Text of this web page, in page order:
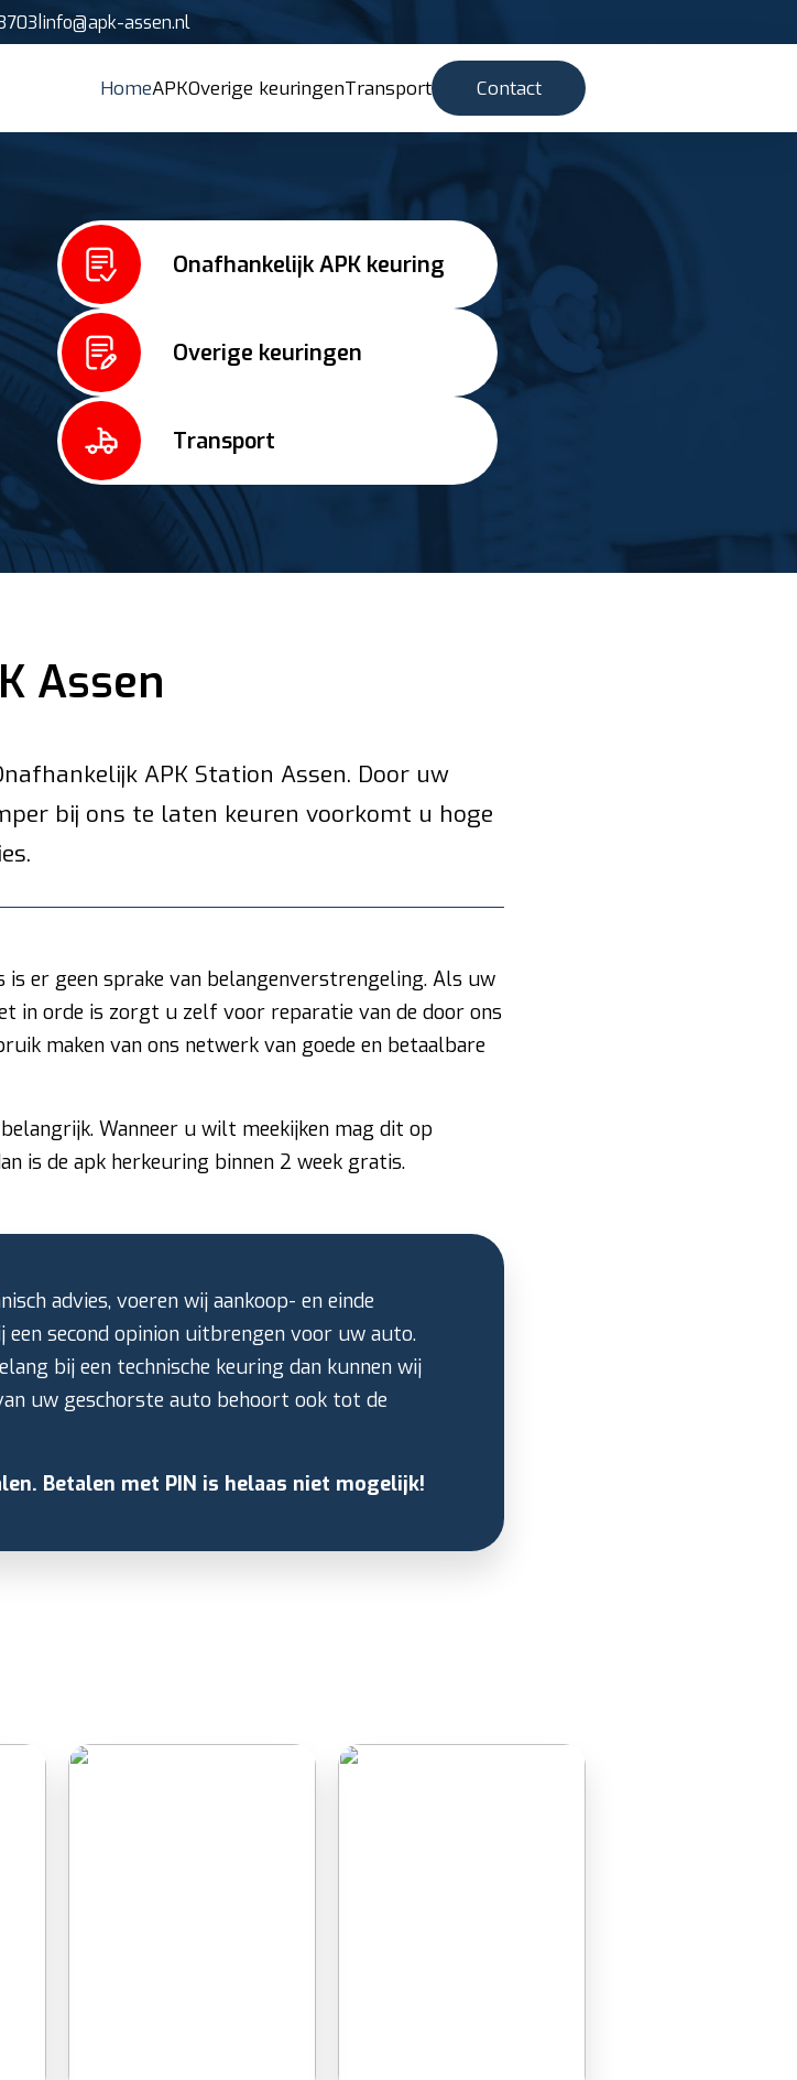
info@apk-assen.nl
HomeAPKOverige keuringenTransport Contact
Onafhankelijk APK keuring
Overige keuringen
Transport
Assen
APK Station Assen. Door uw
bij ons te laten keuren voorkomt u hoge
er geen sprake van belangenverstrengeling. Als uw
in orde is zorgt u zelf voor reparatie van de door ons
maken van ons netwerk van goede en betaalbare
Wanneer u wilt meekijken mag dit op
is de apk herkeuring binnen 2 week gratis.
advies, voeren wij aankoop- en einde
second opinion uitbrengen voor uw auto.
bij een technische keuring dan kunnen wij
uw geschorste auto behoort ook tot de
Betalen met PIN is helaas niet mogelijk!